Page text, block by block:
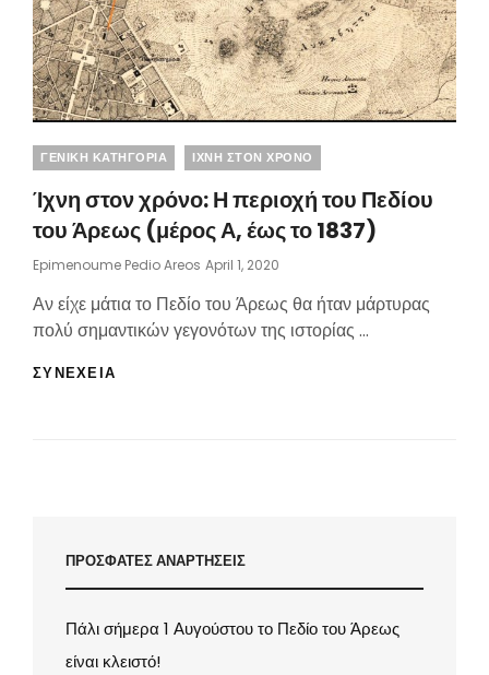
Categories
ΓΕΝΙΚΗ ΚΑΤΗΓΟΡΙΑ ΙΧΝΗ ΣΤΟΝ ΧΡΟΝΟ
Ίχνη στον χρόνο: Η περιοχή του Πεδίου
του Άρεως (μέρος Α, έως το 1837)
Epimenoume Pedio Areos Posted
April 1, 2020
Αν είχε μάτια το Πεδίο του Άρεως θα ήταν μάρτυρας
πολύ σημαντικών γεγονότων της ιστορίας …
ΣΥΝΕΧΕΙΑ
(ΜΈΡΟΣ
ΈΩΣ
ΤΟ
1837)
ΠΡΟΣΦΑΤΕΣ ΑΝΑΡΤΗΣΕΙΣ
Πάλι σήμερα 1 Αυγούστου το Πεδίο του Άρεως
είναι κλειστό!